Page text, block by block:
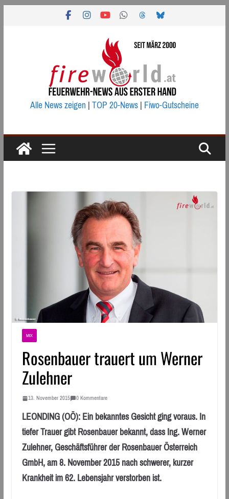
Alle News zeigen|TOP 20-News|Fiwo-Gutscheine
MIX
Rosenbauer trauert um Werner
Zulehner
13. November 2015 0 Kommentare
LEONDING (OÖ): Ein bekanntes Gesicht ging voraus. In
tiefer Trauer gibt Rosenbauer bekannt, dass Ing. Werner
Zulehner, Geschäftsführer der Rosenbauer Österreich
GmbH, am 8. November 2015 nach schwerer, kurzer
Krankheit im 62. Lebensjahr verstorben ist.